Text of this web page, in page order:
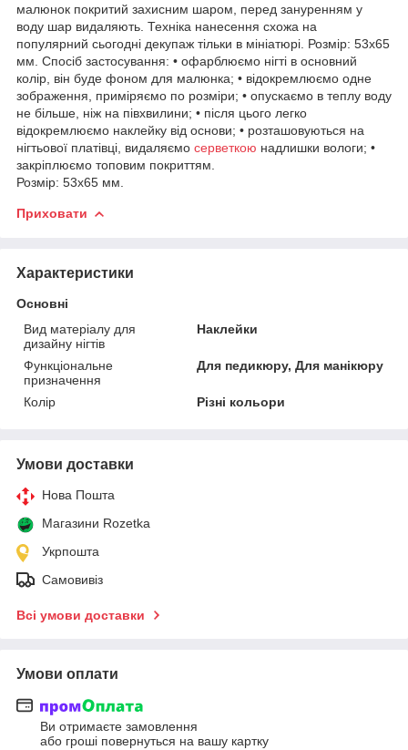
малюнок покритий захисним шаром, перед зануренням у
воду шар видаляють. Техніка нанесення схожа на
популярний сьогодні декупаж тільки в мініатюрі. Розмір: 53х65
мм. Спосіб застосування: • офарблюємо нігті в основний
колір, він буде фоном для малюнка; • відокремлюємо одне
зображення, приміряємо по розміри; • опускаємо в теплу воду
не більше, ніж на півхвилини; • після цього легко
відокремлюємо наклейку від основи; • розташовуються на
нігтьової платівці, видаляємо серветкою надлишки вологи; •
закріплюємо топовим покриттям.
Розмір: 53х65 мм.
Приховати
Характеристики
Основні
Вид матеріалу для
дизайну нігтів
Наклейки
Функціональне
призначення
Для педикюру, Для манікюру
Колір Різні кольори
Умови доставки
Нова Пошта
Магазини Rozetka
Укрпошта
Самовивіз
Всі умови доставки
Умови оплати
Ви отримаєте замовлення
або гроші повернуться на вашу картку